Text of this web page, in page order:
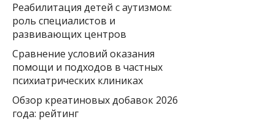
Реабилитация детей с аутизмом:
роль специалистов и
развивающих центров
Сравнение условий оказания
помощи и подходов в частных
психиатрических клиниках
Обзор креатиновых добавок 2026
года: рейтинг